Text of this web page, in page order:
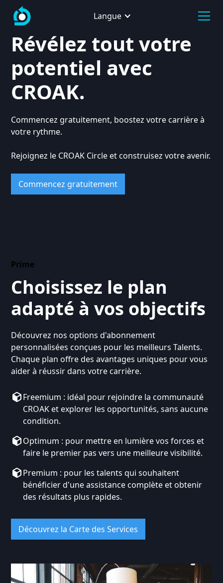
Langue
Révélez tout votre
potentiel avec
CROAK.
Commencez gratuitement, boostez votre carrière à
votre rythme.
Rejoignez le CROAK Circle et construisez votre avenir.
Commencez gratuitement
Prime
Choisissez le plan
adapté à vos objectifs
Découvrez nos options d'abonnement
personnalisées conçues pour les meilleurs Talents.
Chaque plan offre des avantages uniques pour vous
aider à réussir dans votre carrière.
Freemium : idéal pour rejoindre la communauté
CROAK et explorer les opportunités, sans aucune
condition.
Optimum : pour mettre en lumière vos forces et
faire le premier pas vers une meilleure visibilité.
Premium : pour les talents qui souhaitent
bénéficier d'une assistance complète et obtenir
des résultats plus rapides.
Découvrez la Carte des Services